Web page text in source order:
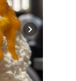
Next slide